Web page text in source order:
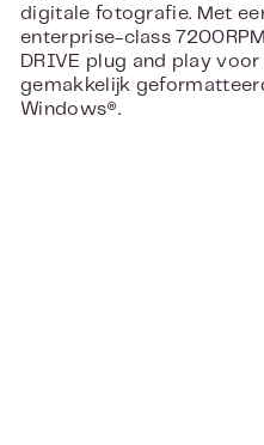
digitale fotografie. Met
enterprise-class
DRIVE plug and play voor
gemakkelijk
Windows®.